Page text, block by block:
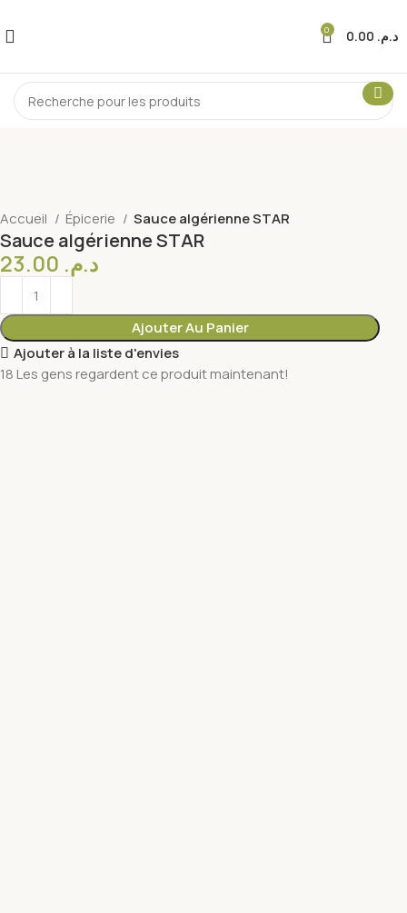
0 د.م.
Accueil Épicerie Sauce algérienne STAR
Sauce algérienne STAR
د.م.
Ajouter Au Panier
Ajouter à la liste d'envies
18 Les gens regardent ce produit maintenant!